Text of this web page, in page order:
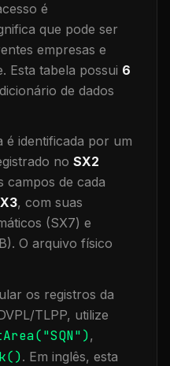
é
que pode ser
empresas e
. Esta tabela possui 6
de dados
é identificada por um
no SX2
campos de cada
, com suas
(SX7) e
O arquivo físico
os registros da
TLPP, utilize
SQN"),
. Em inglês, esta